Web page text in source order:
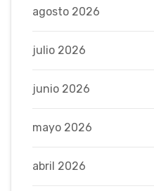
agosto 2026
julio 2026
junio 2026
mayo 2026
abril 2026